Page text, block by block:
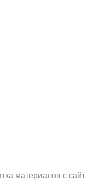
материалов с